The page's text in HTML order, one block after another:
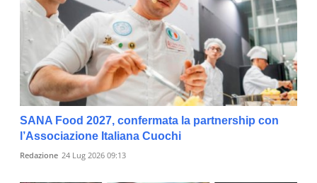
SANA Food 2027, confermata la partnership con
l’Associazione Italiana Cuochi
Redazione 24 Lug 2026 09:13